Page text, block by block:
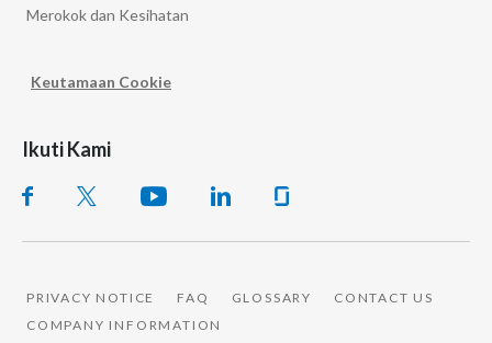
Merokok dan Kesihatan
Keutamaan Cookie
Ikuti Kami
PRIVACY NOTICE FAQ GLOSSARY
CONTACT US
COMPANY INFORMATION